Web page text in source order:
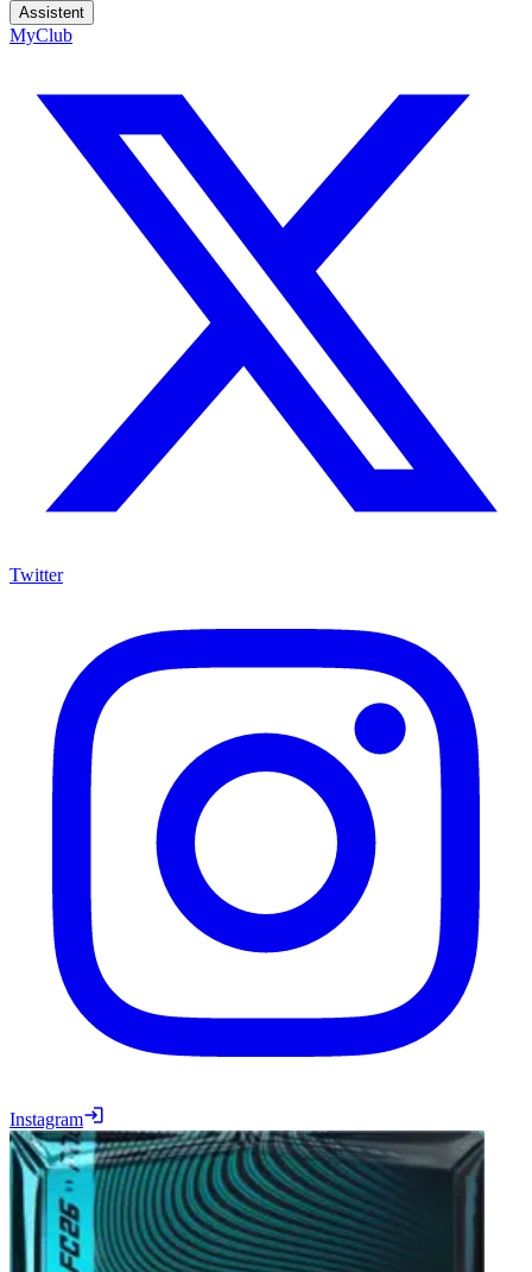
Assistent
MyClub
Twitter
Instagram